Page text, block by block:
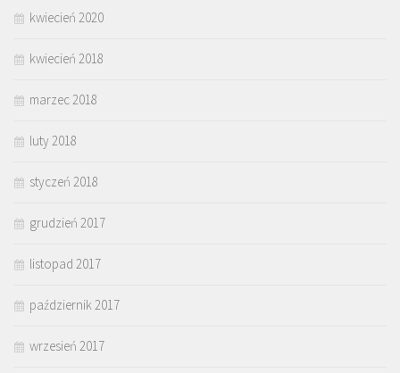
kwiecień 2020
kwiecień 2018
marzec 2018
luty 2018
styczeń 2018
grudzień 2017
listopad 2017
październik 2017
wrzesień 2017